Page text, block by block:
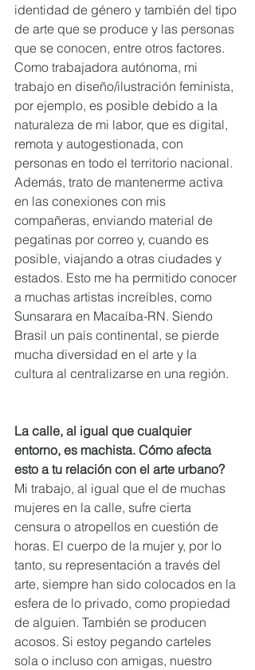
identidad de género y también del tipo
de arte que se produce y las personas
que se conocen, entre otros factores.
Como trabajadora autónoma, mi
trabajo en diseño/ilustración feminista,
por ejemplo, es posible debido a la
naturaleza de mi labor, que es digital,
remota y autogestionada, con
personas en todo el territorio nacional.
Además, trato de mantenerme activa
en las conexiones con mis
compañeras, enviando material de
pegatinas por correo y, cuando es
posible, viajando a otras ciudades y
estados. Esto me ha permitido conocer
a muchas artistas increíbles, como
Sunsarara en Macaíba-RN. Siendo
Brasil un país continental, se pierde
mucha diversidad en el arte y la
cultura al centralizarse en una región.
La calle, al igual que cualquier
entorno, es machista. Cómo afecta
esto a tu relación con el arte urbano?
Mi trabajo, al igual que el de muchas
mujeres en la calle, sufre cierta
censura o atropellos en cuestión de
horas. El cuerpo de la mujer y, por lo
tanto, su representación a través del
arte, siempre han sido colocados en la
esfera de lo privado, como propiedad
de alguien. También se producen
acosos. Si estoy pegando carteles
sola o incluso con amigas, nuestro